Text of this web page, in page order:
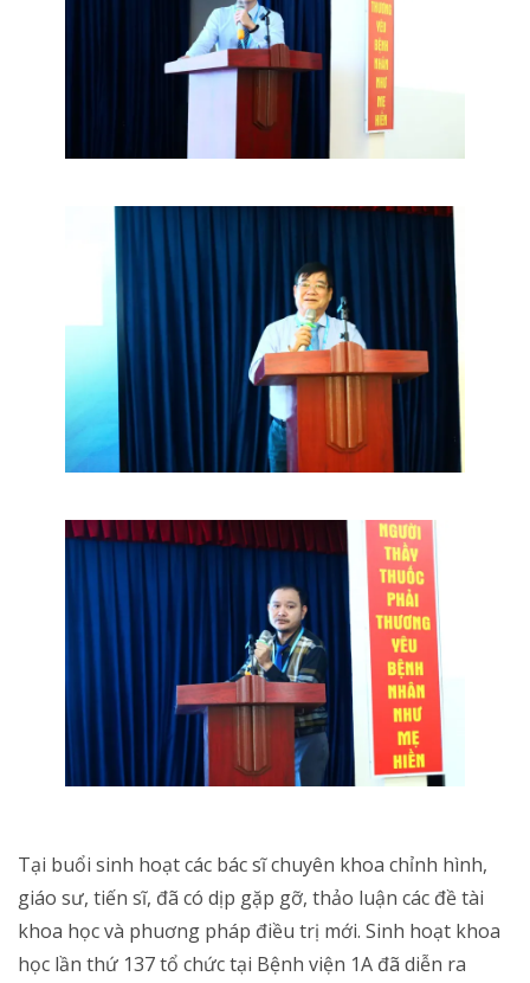
Tại buổi sinh hoạt các bác sĩ chuyên khoa chỉnh hình,
giáo sư, tiến sĩ, đã có dịp gặp gỡ, thảo luận các đề tài
khoa học và phuơng pháp điều trị mới. Sinh hoạt khoa
học lần thứ 137 tổ chức tại Bệnh viện 1A đã diễn ra